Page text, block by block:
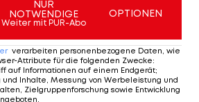
NUR
NOTWENDIGE
Weiter mit PUR-Abo
OPTIONEN
verarbeiten personenbezogene Daten, wie
Attribute für die folgenden Zwecke:
auf Informationen auf einem Endgerät;
Inhalte, Messung von Werbeleistung und
Zielgruppenforschung sowie Entwicklung